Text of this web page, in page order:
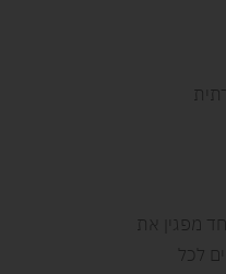
מפגין את
לכל